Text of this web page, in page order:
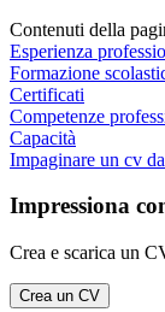
Contenuti della
Esperienza
Formazione
Certificati
Competenze
Capacità
Impaginare un cv
Impressiona
Crea e scarica un
Crea un CV